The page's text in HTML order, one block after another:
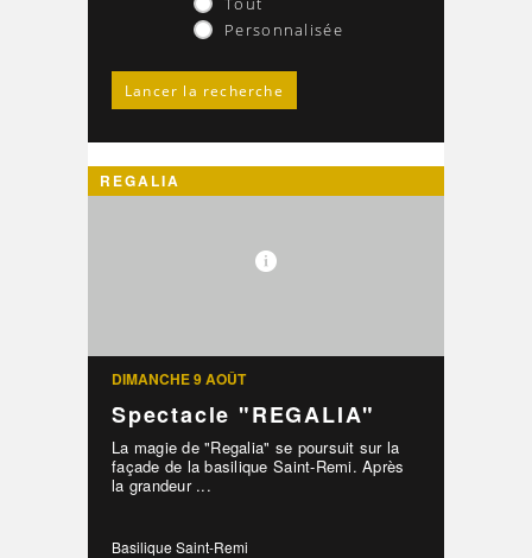
Personnalisée
REGALIA
DIMANCHE 9 AOÛT
Spectacle "REGALIA"
La magie de "Regalia" se poursuit sur la
façade de la basilique Saint-Remi. Après
la grandeur ...
Basilique Saint-Remi